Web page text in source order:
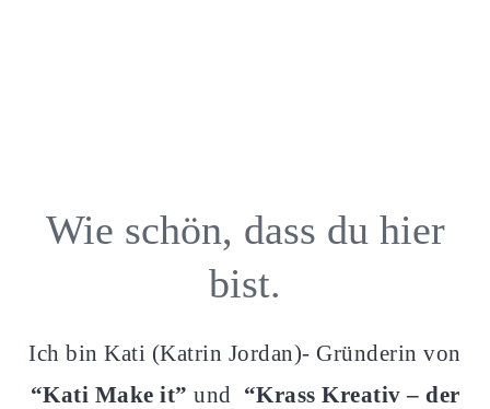
Wie schön, dass du hier
bist.
Ich bin Kati (Katrin Jordan)- Gründerin von
“Kati Make it” und
“Krass Kreativ – der